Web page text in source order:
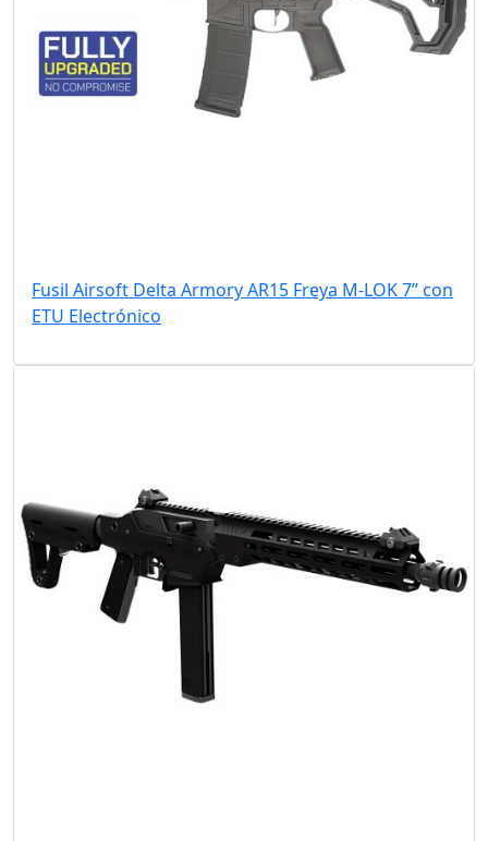
Fusil Airsoft Delta Armory AR15 Freya M-LOK 7” con
ETU Electrónico